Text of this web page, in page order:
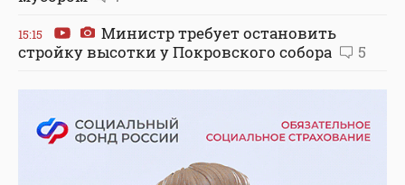
15:15
Министр требует остановить
стройку высотки у Покровского собора
5